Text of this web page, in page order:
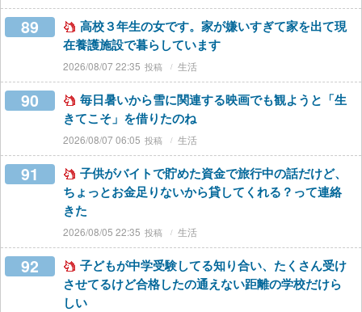
89
高校３年生の女です。家が嫌いすぎて家を出て現
在養護施設で暮らしています
2026/08/07 22:35 生活
90
毎日暑いから雪に関連する映画でも観ようと「生
きてこそ」を借りたのね
2026/08/07 06:05 生活
91
子供がバイトで貯めた資金で旅行中の話だけど、
ちょっとお金足りないから貸してくれる？って連絡
きた
2026/08/05 22:35 生活
92
子どもが中学受験してる知り合い、たくさん受け
させてるけど合格したの通えない距離の学校だけら
しい